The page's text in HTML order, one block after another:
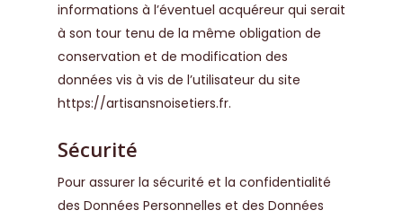
informations à l’éventuel acquéreur qui serait
à son tour tenu de la même obligation de
conservation et de modification des
données vis à vis de l’utilisateur du site
https://artisansnoisetiers.fr.
Sécurité
Pour assurer la sécurité et la confidentialité
des Données Personnelles et des Données